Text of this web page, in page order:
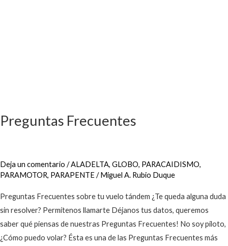
Preguntas Frecuentes
Deja un comentario /ALADELTA, GLOBO, PARACAIDISMO,
PARAMOTOR, PARAPENTE/Miguel A. Rubio Duque
Preguntas Frecuentes sobre tu vuelo tándem ¿Te queda alguna duda
sin resolver? Permítenos llamarte Déjanos tus datos, queremos
saber qué piensas de nuestras Preguntas Frecuentes! No soy piloto,
¿Cómo puedo volar? Ésta es una de las Preguntas Frecuentes más